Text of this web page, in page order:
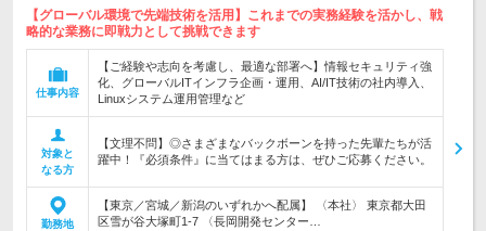
【グローバル環境で先端技術を活用】これまでの実務経験を活かし、戦
略的な業務に即戦力として挑戦できます
仕事内容
【ご経験や志向を考慮し、最適な部署へ】情報セキュリティ強
化、グローバルITインフラ企画・運用、AI/IT技術の社内導入、
Linuxシステム運用管理など
対象と
なる方
【文理不問】◎さまざまなバックボーンを持った先輩たちが活
躍中！『必須条件』に当てはまる方は、ぜひご応募ください。
勤務地
【東京／宮城／新潟のいずれかへ配属】 〈本社〉 東京都大田
区雪が谷大塚町1-7 〈長岡開発センター…